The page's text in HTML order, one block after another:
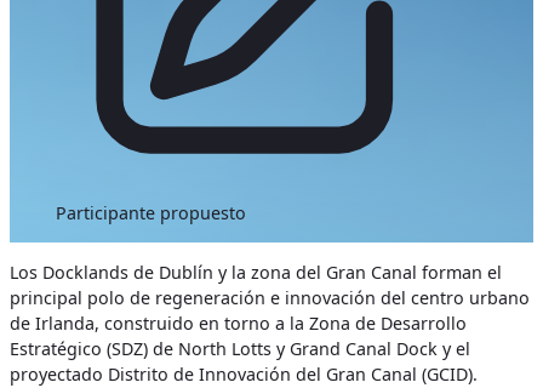
Participante propuesto
Los Docklands de Dublín y la zona del Gran Canal forman el
principal polo de regeneración e innovación del centro urbano
de Irlanda, construido en torno a la Zona de Desarrollo
Estratégico (SDZ) de North Lotts y Grand Canal Dock y el
proyectado Distrito de Innovación del Gran Canal (GCID).